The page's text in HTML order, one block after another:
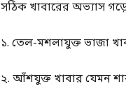
সঠিক খাবারের অভ্যাস
১. তেল-মশলাযুক্ত ভাজা
২. আঁশযুক্ত খাবার যেমন